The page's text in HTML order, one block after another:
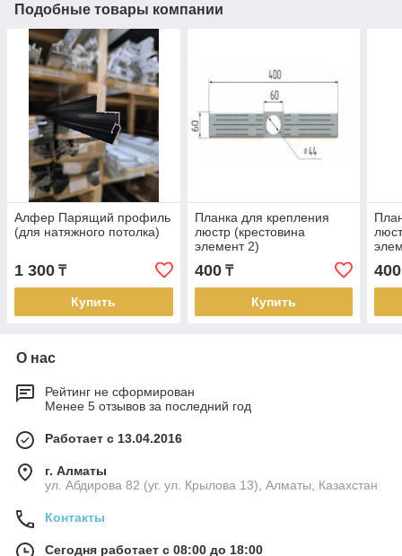
Подобные товары компании
Алфер Парящий профиль
(для натяжного потолка)
1 300 ₸
Купить
Планка для крепления
люстр (крестовина
элемент 2)
400₸
Купить
400
О нас
Рейтинг не сформирован
Менее 5 отзывов за последний год
Работает с 13.04.2016
г. Алматы
ул. Абдирова 82 (уг. ул. Крылова 13), Алматы, Казахстан
Контакты
Сегодня работает с 08:00 до 18:00